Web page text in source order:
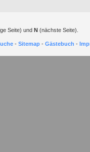
Seite) und N (nächste Seite).
- Sitemap - Gästebuch -